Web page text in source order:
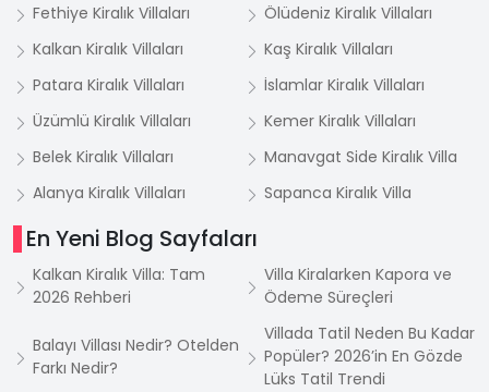
Fethiye Kiralık Villaları
Ölüdeniz Kiralık Villaları
Kalkan Kiralık Villaları
Kaş Kiralık Villaları
Patara Kiralık Villaları
İslamlar Kiralık Villaları
Üzümlü Kiralık Villaları
Kemer Kiralık Villaları
Belek Kiralık Villaları
Manavgat Side Kiralık Villa
Alanya Kiralık Villaları
Sapanca Kiralık Villa
En Yeni Blog Sayfaları
Kalkan Kiralık Villa: Tam
2026 Rehberi
Villa Kiralarken Kapora ve
Ödeme Süreçleri
Balayı Villası Nedir? Otelden
Farkı Nedir?
Villada Tatil Neden Bu Kadar
Popüler? 2026’in En Gözde
Lüks Tatil Trendi